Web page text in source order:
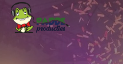
Ga
naar
de